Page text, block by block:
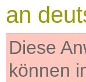
an
Diese
können